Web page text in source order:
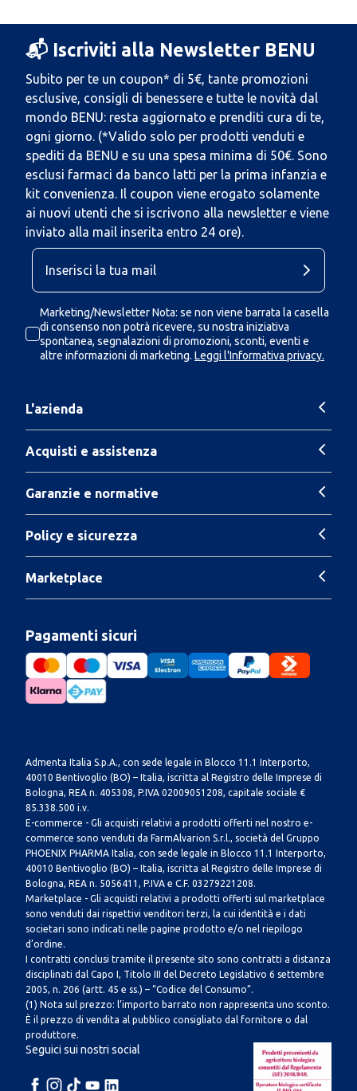
📬 Iscriviti alla Newsletter BENU
Subito per te un coupon* di 5€, tante promozioni
esclusive, consigli di benessere e tutte le novità dal
mondo BENU: resta aggiornato e prenditi cura di te,
ogni giorno. (*Valido solo per prodotti venduti e
spediti da BENU e su una spesa minima di 50€. Sono
esclusi farmaci da banco latti per la prima infanzia e
kit convenienza. Il coupon viene erogato solamente
ai nuovi utenti che si iscrivono alla newsletter e viene
inviato alla mail inserita entro 24 ore).
Marketing/Newsletter Nota: se non viene barrata la casella
di consenso non potrà ricevere, su nostra iniziativa
spontanea, segnalazioni di promozioni, sconti, eventi e
altre informazioni di marketing. Leggi l'Informativa privacy.
L'azienda
Acquisti e assistenza
Garanzie e normative
Policy e sicurezza
Marketplace
Pagamenti sicuri
Admenta Italia S.p.A., con sede legale in Blocco 11.1 Interporto,
40010 Bentivoglio (BO) – Italia, iscritta al Registro delle Imprese di
Bologna, REA n. 405308, P.IVA 02009051208, capitale sociale €
85.338.500 i.v.
E-commerce - Gli acquisti relativi a prodotti offerti nel nostro e-
commerce sono venduti da FarmAlvarion S.r.l., società del Gruppo
PHOENIX PHARMA Italia, con sede legale in Blocco 11.1 Interporto,
40010 Bentivoglio (BO) – Italia, iscritta al Registro delle Imprese di
Bologna, REA n. 5056411, P.IVA e C.F. 03279221208.
Marketplace - Gli acquisti relativi a prodotti offerti sul marketplace
sono venduti dai rispettivi venditori terzi, la cui identità e i dati
societari sono indicati nelle pagine prodotto e/o nel riepilogo
d’ordine.
I contratti conclusi tramite il presente sito sono contratti a distanza
disciplinati dal Capo I, Titolo III del Decreto Legislativo 6 settembre
2005, n. 206 (artt. 45 e ss.) – “Codice del Consumo”.
(1) Nota sul prezzo: l’importo barrato non rappresenta uno sconto.
È il prezzo di vendita al pubblico consigliato dal fornitore o dal
produttore.
Seguici sui nostri social